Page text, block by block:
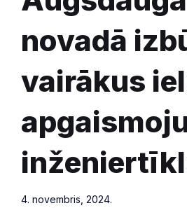
novadā
vairākus
4. novembris, 2024.